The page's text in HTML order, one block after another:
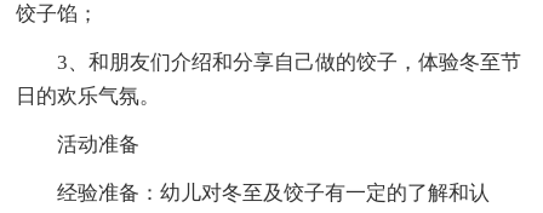
饺子馅；
3、和朋友们介绍和分享自己做的饺子，体验冬至节
日的欢乐气氛。
活动准备
经验准备：幼儿对冬至及饺子有一定的了解和认